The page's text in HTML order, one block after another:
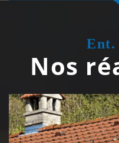
Ent.
Nos
Couvreur
zingueur 39
Jura